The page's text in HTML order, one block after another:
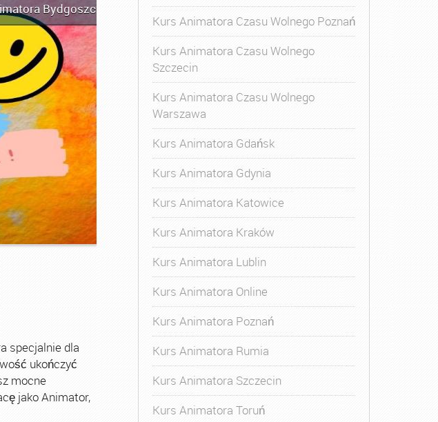
Bydgoszcz Kurs Animatora Czasu Wolnego,Kurs Animatora Czasu
specjalnie dla
ukończyć
mocne
jako Animator,
Kurs Animatora Czasu Wolnego Poznań
Kurs Animatora Czasu Wolnego
Szczecin
Kurs Animatora Czasu Wolnego
Warszawa
Kurs Animatora Gdańsk
Kurs Animatora Gdynia
Kurs Animatora Katowice
Kurs Animatora Kraków
Kurs Animatora Lublin
Kurs Animatora Online
Kurs Animatora Poznań
Kurs Animatora Rumia
Kurs Animatora Szczecin
Kurs Animatora Toruń